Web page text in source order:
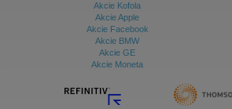
Akcie Kofola
Akcie Apple
Akcie Facebook
Akcie BMW
Akcie GE
Akcie Moneta